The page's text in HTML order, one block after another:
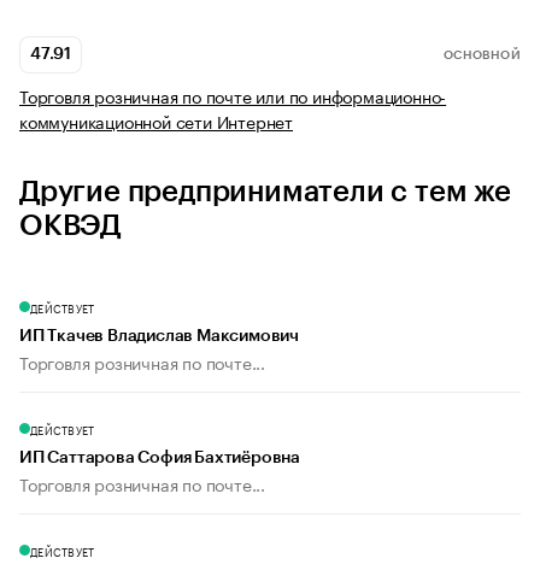
47.91 ОСНОВНОЙ
Торговля розничная по почте или по информационно-
коммуникационной сети Интернет
Другие предприниматели с тем же
ОКВЭД
ДЕЙСТВУЕТ
ИП Ткачев Владислав Максимович
Торговля розничная по почте...
ДЕЙСТВУЕТ
ИП Саттарова София Бахтиёровна
Торговля розничная по почте...
ДЕЙСТВУЕТ